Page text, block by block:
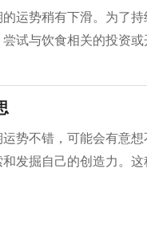
运势稍有下滑。为了
试与饮食相关的投资
势不错，可能会有意
发掘自己的创造力。